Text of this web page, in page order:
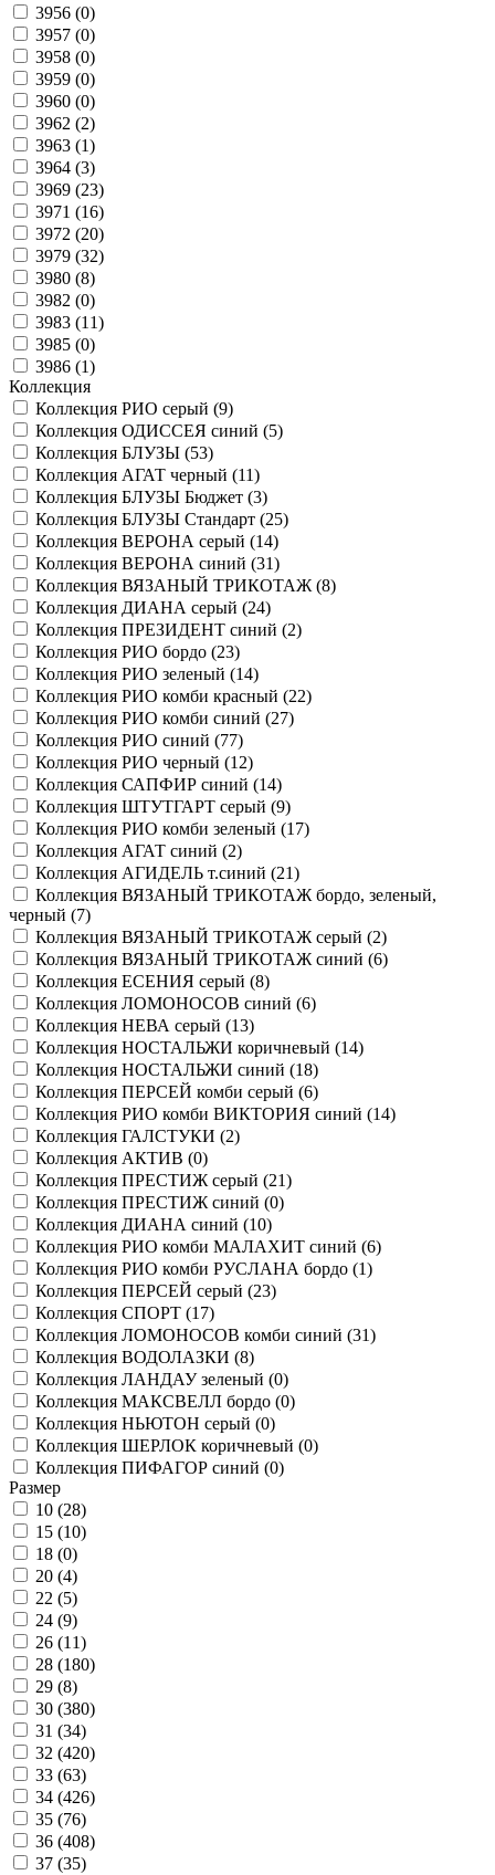
3956 (0)
3957 (0)
3958 (0)
3959 (0)
3960 (0)
3962 (2)
3963 (1)
3964 (3)
3969 (23)
3971 (16)
3972 (20)
3979 (32)
3980 (8)
3982 (0)
3983 (11)
3985 (0)
3986 (1)
Коллекция
Коллекция РИО серый (9)
Коллекция ОДИССЕЯ синий (5)
Коллекция БЛУЗЫ (53)
Коллекция АГАТ черный (11)
Коллекция БЛУЗЫ Бюджет (3)
Коллекция БЛУЗЫ Стандарт (25)
Коллекция ВЕРОНА серый (14)
Коллекция ВЕРОНА синий (31)
Коллекция ВЯЗАНЫЙ ТРИКОТАЖ (8)
Коллекция ДИАНА серый (24)
Коллекция ПРЕЗИДЕНТ синий (2)
Коллекция РИО бордо (23)
Коллекция РИО зеленый (14)
Коллекция РИО комби красный (22)
Коллекция РИО комби синий (27)
Коллекция РИО синий (77)
Коллекция РИО черный (12)
Коллекция САПФИР синий (14)
Коллекция ШТУТГАРТ серый (9)
Коллекция РИО комби зеленый (17)
Коллекция АГАТ синий (2)
Коллекция АГИДЕЛЬ т.синий (21)
Коллекция ВЯЗАНЫЙ ТРИКОТАЖ бордо, зеленый,
черный (7)
Коллекция ВЯЗАНЫЙ ТРИКОТАЖ серый (2)
Коллекция ВЯЗАНЫЙ ТРИКОТАЖ синий (6)
Коллекция ЕСЕНИЯ серый (8)
Коллекция ЛОМОНОСОВ синий (6)
Коллекция НЕВА серый (13)
Коллекция НОСТАЛЬЖИ коричневый (14)
Коллекция НОСТАЛЬЖИ синий (18)
Коллекция ПЕРСЕЙ комби серый (6)
Коллекция РИО комби ВИКТОРИЯ синий (14)
Коллекция ГАЛСТУКИ (2)
Коллекция АКТИВ (0)
Коллекция ПРЕСТИЖ серый (21)
Коллекция ПРЕСТИЖ синий (0)
Коллекция ДИАНА синий (10)
Коллекция РИО комби МАЛАХИТ синий (6)
Коллекция РИО комби РУСЛАНА бордо (1)
Коллекция ПЕРСЕЙ серый (23)
Коллекция СПОРТ (17)
Коллекция ЛОМОНОСОВ комби синий (31)
Коллекция ВОДОЛАЗКИ (8)
Коллекция ЛАНДАУ зеленый (0)
Коллекция МАКСВЕЛЛ бордо (0)
Коллекция НЬЮТОН серый (0)
Коллекция ШЕРЛОК коричневый (0)
Коллекция ПИФАГОР синий (0)
Размер
10 (28)
15 (10)
18 (0)
20 (4)
22 (5)
24 (9)
26 (11)
28 (180)
29 (8)
30 (380)
31 (34)
32 (420)
33 (63)
34 (426)
35 (76)
36 (408)
37 (35)